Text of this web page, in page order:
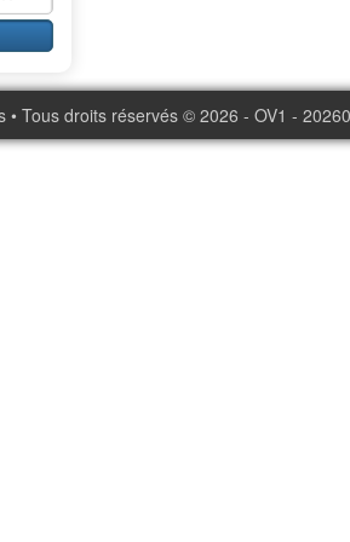
• Tous droits réservés © 2026 - OV1 -